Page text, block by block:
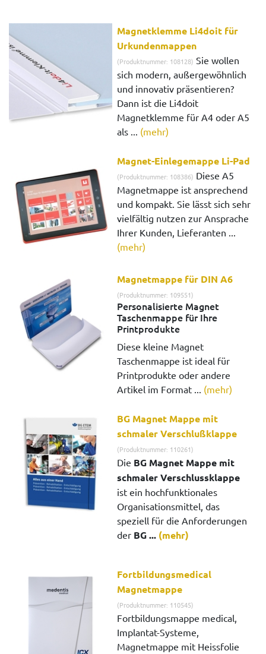
Magnetklemme Li4doit für
Urkundenmappen
(Produktnummer: 108128) Sie wollen
sich modern, außergewöhnlich
und innovativ präsentieren?
Dann ist die Li4doit
Magnetklemme für A4 oder A5
als ... (mehr)
Magnet-Einlegemappe Li-Pad
(Produktnummer: 108386) Diese A5
Magnetmappe ist ansprechend
und kompakt. Sie lässt sich sehr
vielfältig nutzen zur Ansprache
Ihrer Kunden, Lieferanten ...
(mehr)
Magnetmappe für DIN A6
(Produktnummer: 109551)
Personalisierte Magnet
Taschenmappe für Ihre
Printprodukte
Diese kleine Magnet
Taschenmappe ist ideal für
Printprodukte oder andere
Artikel im Format ... (mehr)
BG Magnet Mappe mit
schmaler Verschlußklappe
(Produktnummer: 110261)
Die BG Magnet Mappe mit
schmaler Verschlussklappe
ist ein hochfunktionales
Organisationsmittel, das
speziell für die Anforderungen
der BG ... (mehr)
Fortbildungsmedical
Magnetmappe
(Produktnummer: 110545)
Fortbildungsmappe medical,
Implantat-Systeme,
Magnetmappe mit Heissfolie